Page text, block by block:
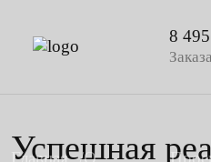
8
Успешная